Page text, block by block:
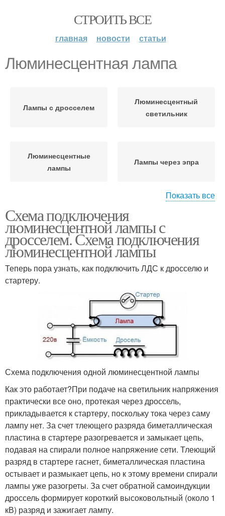
СТРОИТЬ ВСЕ
главная новости статьи
Люминесцентная лампа
Лампы с дросселем
Люминесцентный
светильник
Люминесцентные
лампы
Лампы через эпра
люминесцентных ламп
Показать все
Схема подключения
люминесцентной лампы с
дросселем. Схема подключения
люминесцентной лампы
Теперь пора узнать, как подключить ЛДС к дросселю и
стартеру.
Схема подключения одной люминесцентной лампы
Как это работает?При подаче на светильник напряжения
практически все оно, протекая через дроссель,
прикладывается к стартеру, поскольку тока через саму
лампу нет. За счет тлеющего разряда биметаллическая
пластина в стартере разогревается и замыкает цепь,
подавая на спирали полное напряжение сети. Тлеющий
разряд в стартере гаснет, биметаллическая пластина
остывает и размыкает цепь, но к этому времени спирали
лампы уже разогреты. За счет обратной самоиндукции
дроссель формирует короткий высоковольтный (около 1
кВ) разряд и зажигает лампу.